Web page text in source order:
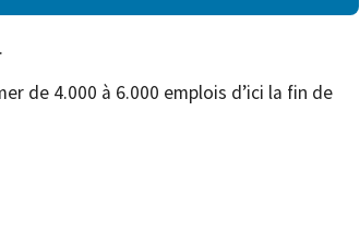
de 4.000 à 6.000 emplois d’ici la fin de